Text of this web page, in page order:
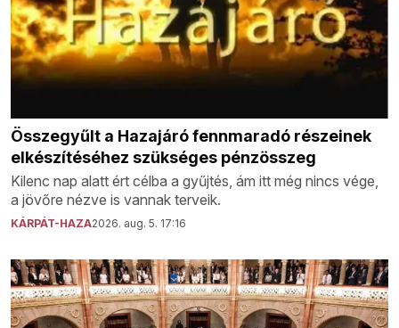
Összegyűlt a Hazajáró fennmaradó részeinek
elkészítéséhez szükséges pénzösszeg
Kilenc nap alatt ért célba a gyűjtés, ám itt még nincs vége,
a jövőre nézve is vannak terveik.
KÁRPÁT-HAZA2026. aug. 5. 17:16